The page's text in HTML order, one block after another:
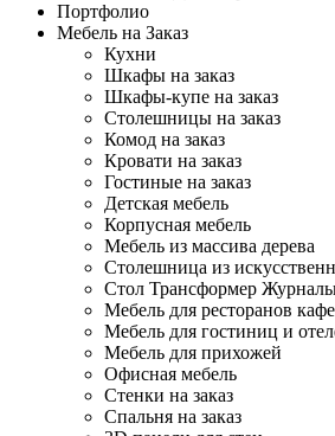
Портфолио
Мебель на Заказ
Кухни
Шкафы на заказ
Шкафы-купе на заказ
Столешницы на заказ
Комод на заказ
Кровати на заказ
Гостиные на заказ
Детская мебель
Корпусная мебель
Мебель из массива дерева
Столешница из
Стол Трансформер
Мебель для ресторанов
Мебель для гостиниц и
Мебель для прихожей
Офисная мебель
Стенки на заказ
Спальня на заказ